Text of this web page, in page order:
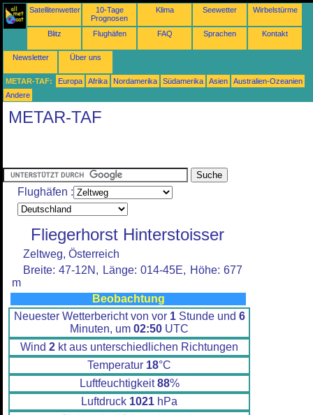
Satellitenwetter
10-Tage
Prognosen
Klima Seewetter Wirbelstürme
Blitz Flughäfen FAQ Sprachen Kontakt
Newsletter Über uns
METAR-TAF: Europa Afrika Nordamerika Südamerika Asien
Australien-Ozeanien
Andere
METAR-TAF
Flughäfen :
Fliegerhorst Hinterstoisser
Zeltweg, Österreich
Breite: 47-12N, Länge: 014-45E, Höhe: 677
m
Beobachtung
Neuester Wetterbericht von vor 1Stunde und 6
Minuten, um 02:50 UTC
Wind 2 kt aus unterschiedlichen Richtungen
Temperatur 18°C
Luftfeuchtigkeit88%
Luftdruck 1021 hPa